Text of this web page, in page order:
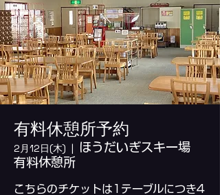
有料休憩所予約
2月12日(木)
  |
ほうだいぎスキー場
有料休憩所
こちらのチケットは1テーブルにつき4